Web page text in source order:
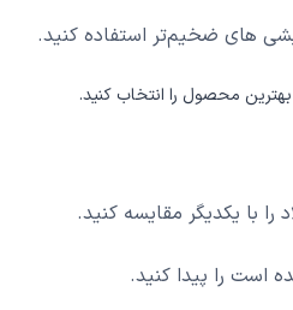
های ضخیم‌تر استفاده کنید.
بهترین محصول را انتخاب کنید.
با یکدیگر مقایسه کنید.
است را پیدا کنید.